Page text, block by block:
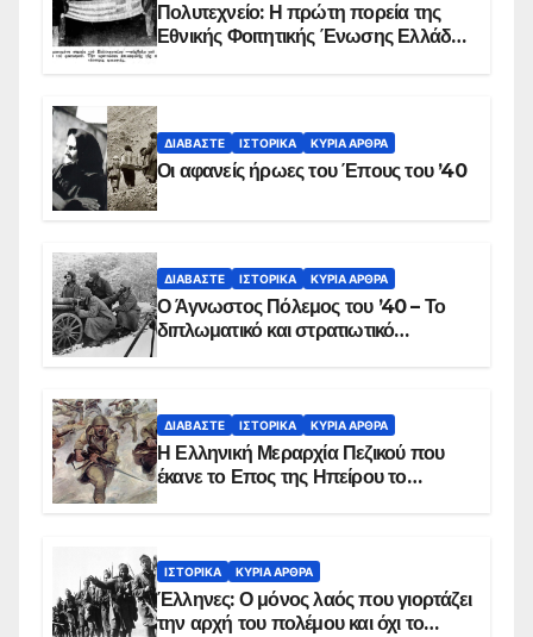
Πολυτεχνείο: Η πρώτη πορεία της
Εθνικής Φοιτητικής Ένωσης Ελλάδος
ΔΙΑΒΆΣΤΕ ΙΣΤΟΡΙΚΆ ΚΥΡΙΑ ΑΡΘΡΑ
Οι αφανείς ήρωες του Έπους του ’40
ΔΙΑΒΆΣΤΕ ΙΣΤΟΡΙΚΆ ΚΥΡΙΑ ΑΡΘΡΑ
Ο Άγνωστος Πόλεμος του ’40 – Το
διπλωματικό και στρατιωτικό
ΔΙΑΒΆΣΤΕ ΙΣΤΟΡΙΚΆ ΚΥΡΙΑ ΑΡΘΡΑ
Η Ελληνική Μεραρχία Πεζικού που
έκανε το Επος της Ηπείρου το
ΙΣΤΟΡΙΚΆ ΚΥΡΙΑ ΑΡΘΡΑ
Έλληνες: Ο μόνος λαός που γιορτάζει
την αρχή του πολέμου και όχι το